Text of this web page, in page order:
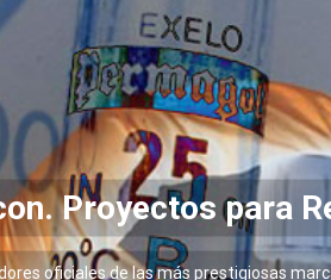
Proyectos para
oficiales de las más